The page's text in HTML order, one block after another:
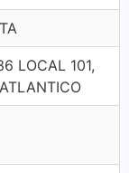
LOCAL 101,